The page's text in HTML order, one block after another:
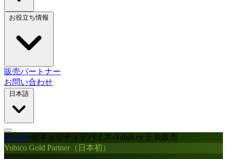
販売パートナー
お問い合わせ
トップ›セキュリティデバイス ›YubiKey 正規販売
Yubico Gold Partner（日本初）